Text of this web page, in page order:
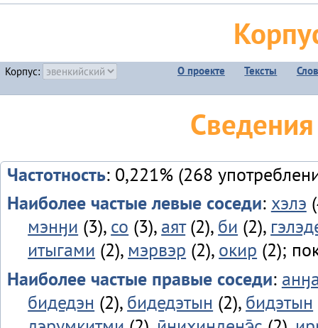
Корпус: О проекте Тексты
Частотность: 0,221% (268
Наиболее частые левые соседи: хэлэ
мэнӈи (3), со (3), аят(2), би (2),
итыгами (2), мэрвэр (2), окир (2);
Наиболее частые правые соседи:
бидедэн (2), бидедэтын (2), бидэтын